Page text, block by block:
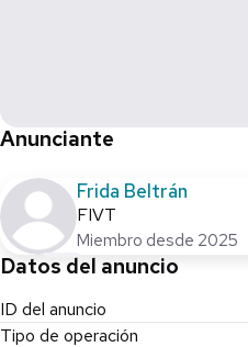
Anunciante
Frida Beltrán
FIVT
Miembro desde 2025
Datos del anuncio
ID del anuncio
Tipo de operación